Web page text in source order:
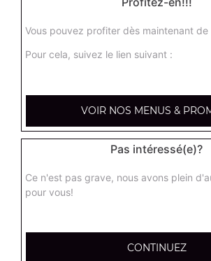
Nos Salades
+
Vous pouvez profiter dès maintenant de
Pour cela, suivez le lien suivant :
VOIR NOS MENUS &
Pas intéressé(e)?
Ce n'est pas grave, nous avons plein
pour vous!
CONTINUEZ